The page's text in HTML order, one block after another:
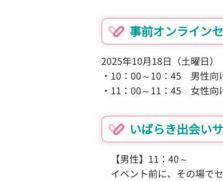
事前オンライン
2025年10月18日（土曜日）
・10：00～10：45 男性向
・11：00～11：45 女性向
いばらき出会い
【男性】11：40～
イベント前に、その場で